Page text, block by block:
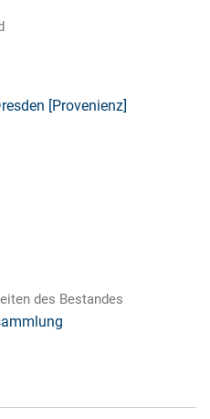
[Provenienz]
des Bestandes